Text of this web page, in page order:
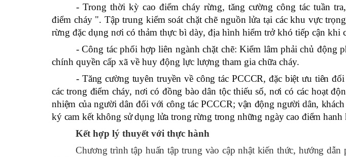
- Trong thời kỳ cao điểm cháy rừng, tăng cường công tác tuần
điểm cháy ". Tập trung kiểm soát chặt chẽ nguồn lửa tại các khu vực
rừng đặc dụng nơi có thảm thực bì dày, địa hình hiểm trở khó tiếp cận khi
- Công tác phối hợp liên ngành chặt chẽ: Kiểm lâm phải chủ động
chính quyền cấp xã về huy động lực lượng tham gia chữa cháy.
- Tăng cường tuyên truyền về công tác PCCCR, đặc biệt ưu tiên
các trong điểm cháy, nơi có đồng bào dân tộc thiếu số, nơi có các hoạt
nhiệm của người dân đối với công tác PCCCR; vận động người dân,
ký cam kết không sử dụng lửa trong rừng trong những ngày cao điểm hanh
Kết hợp lý thuyết với thực hành
Chương trình tập huấn tập trung vào cập nhật kiến thức, hướng